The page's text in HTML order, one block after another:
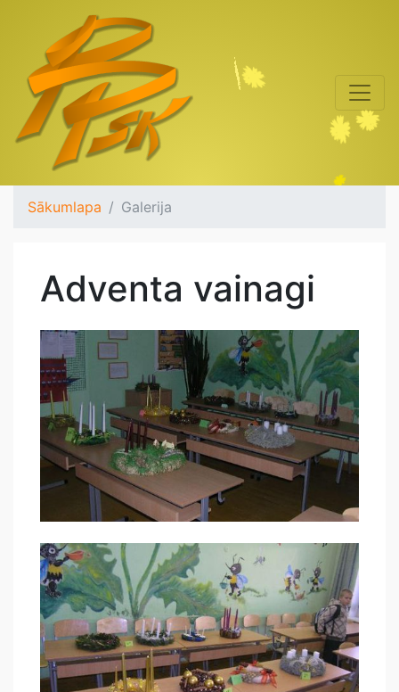
Sākumlapa Galerija
Adventa vainagi